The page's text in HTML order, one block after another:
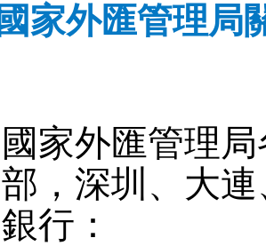
國家外匯管理局
國家外匯管理
部，深圳、大
銀行：